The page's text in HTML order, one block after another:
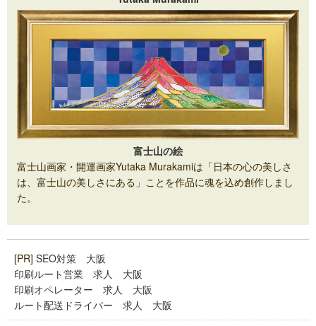
富士山の絵
富士山画家・開運画家Yutaka Murakamiは「日本の心の美しさ
は、富士山の美しさにある」ことを作品に魂を込め創作しまし
た。
[PR] SEO対策 大阪
印刷ルート営業 求人 大阪
印刷オペレーター 求人 大阪
ルート配送ドライバー 求人 大阪